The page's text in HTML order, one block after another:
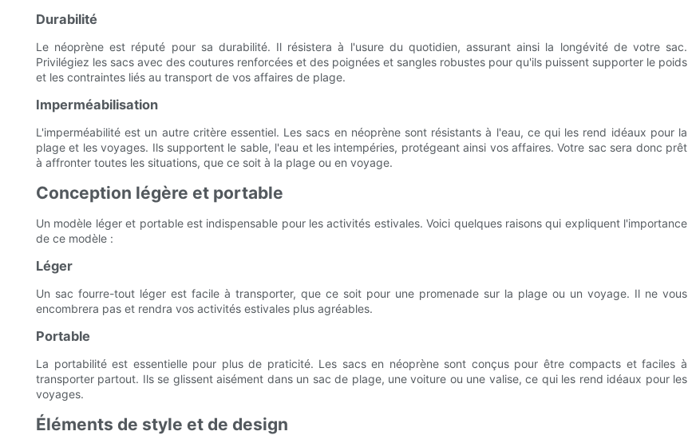
Durabilité
Le néoprène est réputé pour sa durabilité. Il résistera à l'usure du quotidien, assurant ainsi la longévité de votre sac.
Privilégiez les sacs avec des coutures renforcées et des poignées et sangles robustes pour qu'ils puissent supporter le poids
et les contraintes liés au transport de vos affaires de plage.
Imperméabilisation
L'imperméabilité est un autre critère essentiel. Les sacs en néoprène sont résistants à l'eau, ce qui les rend idéaux pour la
plage et les voyages. Ils supportent le sable, l'eau et les intempéries, protégeant ainsi vos affaires. Votre sac sera donc prêt
à affronter toutes les situations, que ce soit à la plage ou en voyage.
Conception légère et portable
Un modèle léger et portable est indispensable pour les activités estivales. Voici quelques raisons qui expliquent l'importance
de ce modèle :
Léger
Un sac fourre-tout léger est facile à transporter, que ce soit pour une promenade sur la plage ou un voyage. Il ne vous
encombrera pas et rendra vos activités estivales plus agréables.
Portable
La portabilité est essentielle pour plus de praticité. Les sacs en néoprène sont conçus pour être compacts et faciles à
transporter partout. Ils se glissent aisément dans un sac de plage, une voiture ou une valise, ce qui les rend idéaux pour les
voyages.
Éléments de style et de design